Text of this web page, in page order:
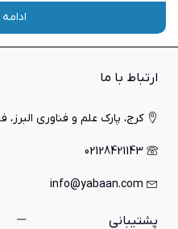
ساختار، ویژگی‌ها، مزایای این
نکته را در نظر داشته باشید
این متریال جدید، گذشته از آن
می‌کند و یک ظاهر امروزی و
دیگری نیز برخوردار است که در
پرداخت. به هر حال اگر از دنیای
شلوغی خاص خود هستند، خسته
کفپوش ها بزنیم.
ارتباط با ما
کرج، پارک علم و فناوری البرز،
02128421143
info@yabaan.com
پشتیبانی